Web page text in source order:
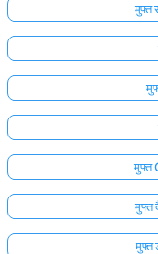
मुफ्त
मुफ्त
मुफ्त
मुफ्त